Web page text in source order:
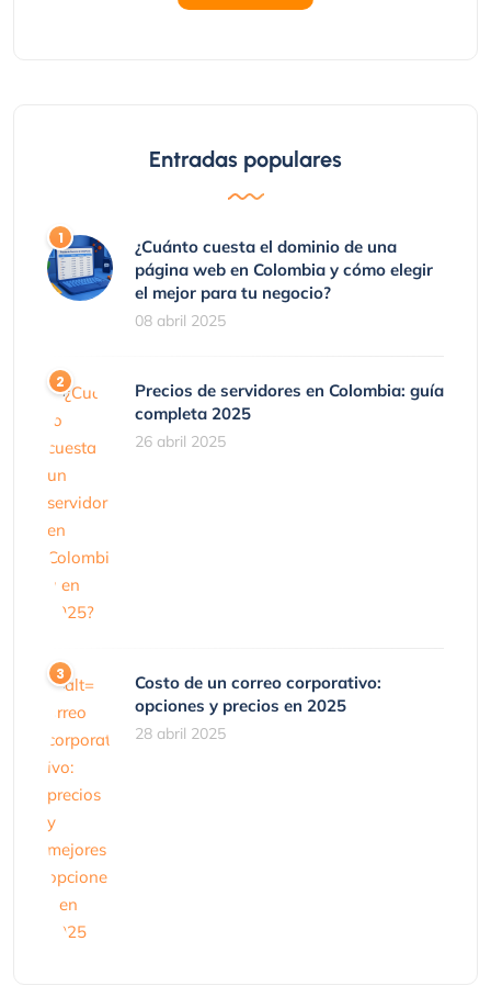
Entradas populares
¿Cuánto cuesta el dominio de una
página web en Colombia y cómo elegir
el mejor para tu negocio?
08 abril 2025
Precios de servidores en Colombia: guía
completa 2025
26 abril 2025
Costo de un correo corporativo:
opciones y precios en 2025
28 abril 2025